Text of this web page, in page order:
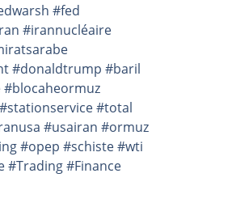
#fed
#irannucléaire
#donaldtrump #baril
#total
#usairan #ormuz
#opep #schiste #wti
#Trading #Finance